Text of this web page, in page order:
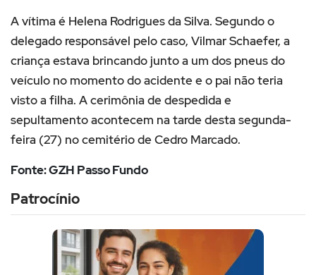
A vítima é Helena Rodrigues da Silva. Segundo o
delegado responsável pelo caso, Vilmar Schaefer, a
criança estava brincando junto a um dos pneus do
veículo no momento do acidente e o pai não teria
visto a filha. A cerimônia de despedida e
sepultamento acontecem na tarde desta segunda-
feira (27) no cemitério de Cedro Marcado.
Fonte: GZH Passo Fundo
Patrocínio